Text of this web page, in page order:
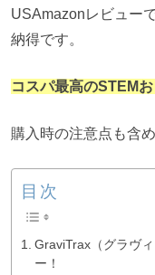
USAmazonレビュー
納得です。
コスパ最高のSTEM
購入時の注意点も含
目次
GraviTrax（グラヴ
ー！